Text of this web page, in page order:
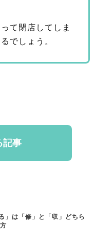
て閉店してしま
でしょう。
記事
」は「修」と「収」どちら